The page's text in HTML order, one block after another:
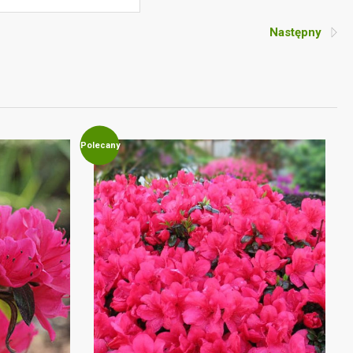
Następny
Polecany